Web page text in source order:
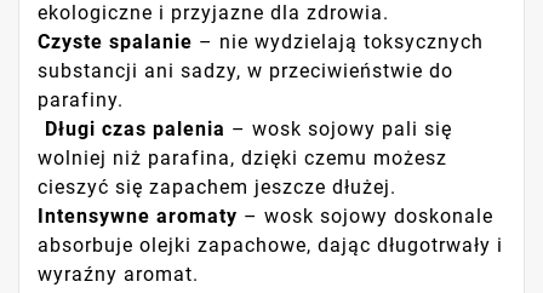
ekologiczne i przyjazne dla zdrowia.
Czyste spalanie – nie wydzielają toksycznych
substancji ani sadzy, w przeciwieństwie do
parafiny.
Długi czas palenia – wosk sojowy pali się
wolniej niż parafina, dzięki czemu możesz
cieszyć się zapachem jeszcze dłużej.
Intensywne aromaty – wosk sojowy doskonale
absorbuje olejki zapachowe, dając długotrwały i
wyraźny aromat.